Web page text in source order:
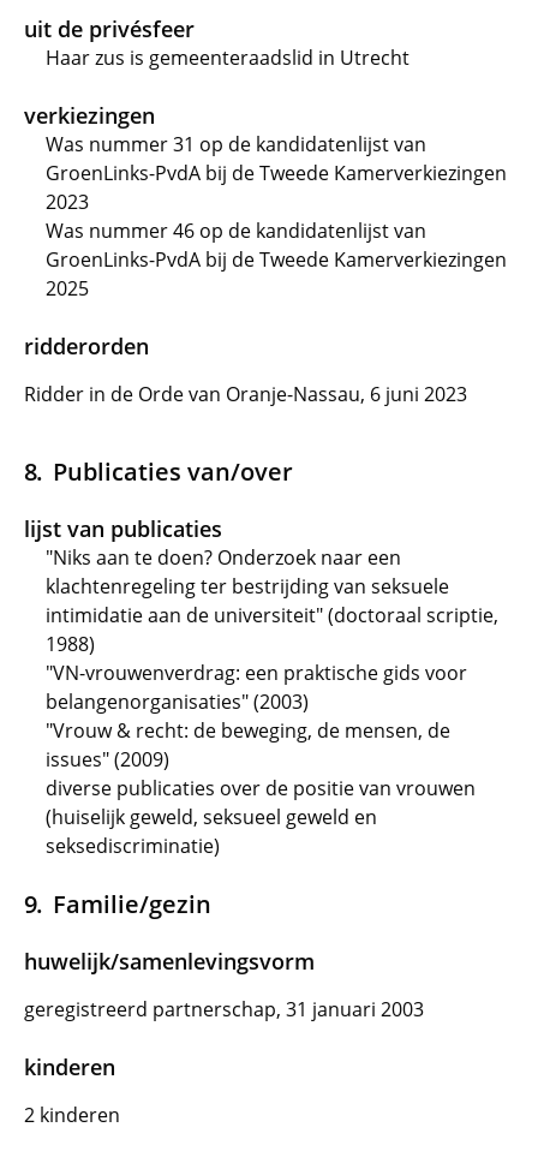
uit de privésfeer
Haar zus is gemeenteraadslid in Utrecht
verkiezingen
Was nummer 31 op de kandidatenlijst van
GroenLinks-PvdA bij de Tweede Kamerverkiezingen
2023
Was nummer 46 op de kandidatenlijst van
GroenLinks-PvdA bij de Tweede Kamerverkiezingen
2025
ridderorden
Ridder in de Orde van Oranje-Nassau, 6 juni 2023
Publicaties van/over
lijst van publicaties
"Niks aan te doen? Onderzoek naar een
klachtenregeling ter bestrijding van seksuele
intimidatie aan de universiteit" (doctoraal scriptie,
1988)
"VN-vrouwenverdrag: een praktische gids voor
belangenorganisaties" (2003)
"Vrouw & recht: de beweging, de mensen, de
issues" (2009)
diverse publicaties over de positie van vrouwen
(huiselijk geweld, seksueel geweld en
seksediscriminatie)
Familie/gezin
huwelijk/samenlevingsvorm
geregistreerd partnerschap, 31 januari 2003
kinderen
2 kinderen